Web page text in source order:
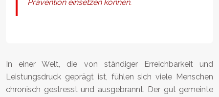
Prävention einsetzen können.
In einer Welt, die von ständiger Erreichbarkeit und
Leistungsdruck geprägt ist, fühlen sich viele Menschen
chronisch gestresst und ausgebrannt. Der gut gemeinte